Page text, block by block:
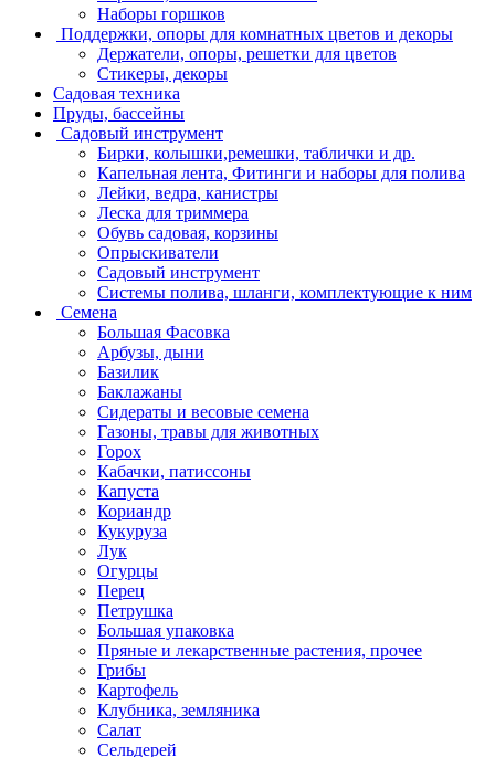
Наборы горшков
Поддержки, опоры для комнатных цветов и декоры
Держатели, опоры, решетки для цветов
Стикеры, декоры
Садовая техника
Пруды, бассейны
Садовый инструмент
Бирки, колышки,ремешки, таблички и др.
Капельная лента, Фитинги и наборы для полива
Лейки, ведра, канистры
Леска для триммера
Обувь садовая, корзины
Опрыскиватели
Садовый инструмент
Системы полива, шланги, комплектующие к ним
Семена
Большая Фасовка
Арбузы, дыни
Базилик
Баклажаны
Сидераты и весовые семена
Газоны, травы для животных
Горох
Кабачки, патиссоны
Капуста
Кориандр
Кукуруза
Лук
Огурцы
Перец
Петрушка
Большая упаковка
Пряные и лекарственные растения, прочее
Грибы
Картофель
Клубника, земляника
Салат
Сельдерей